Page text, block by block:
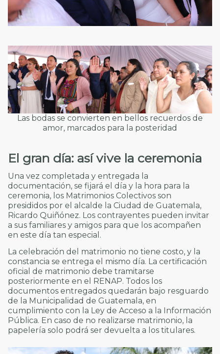
Las bodas se convierten en bellos recuerdos de
amor, marcados para la posteridad
El gran día: así vive la ceremonia
Una vez completada y entregada la
documentación, se fijará el día y la hora para la
ceremonia, los Matrimonios Colectivos son
presididos por el alcalde la Ciudad de Guatemala,
Ricardo Quiñónez. Los contrayentes pueden invitar
a sus familiares y amigos para que los acompañen
en este día tan especial.
La celebración del matrimonio no tiene costo, y la
constancia se entrega el mismo día. La certificación
oficial de matrimonio debe tramitarse
posteriormente en el RENAP. Todos los
documentos entregados quedarán bajo resguardo
de la Municipalidad de Guatemala, en
cumplimiento con la Ley de Acceso a la Información
Pública. En caso de no realizarse matrimonio, la
papelería solo podrá ser devuelta a los titulares.